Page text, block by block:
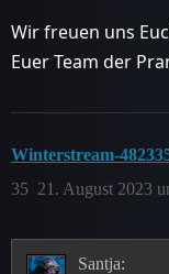
Wir freuen uns
Euer Team der
Winterstream-
21. August 2023
35
Santja: